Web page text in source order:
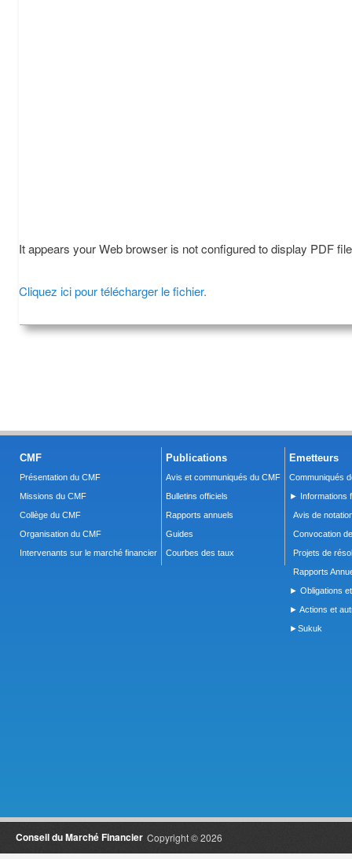
It appears your Web browser is not configured to display PDF
Cliquez ici pour télécharger le fichier.
CMF
Présentation du CMF
Missions du CMF
Collège du CMF
Organisation du CMF
Intervenants sur le marché financier
Publications
Avis et communiqués du CMF
Bulletins officiels
Rapports annuels
Guides
Courbes des taux
Emetteurs
Communiqués
► Informations
Avis de
Convocation
Projets de
Rapports
► Obligations
► Actions et
►Sukuk
Copyright © 2026
Conseil du Marché Financier